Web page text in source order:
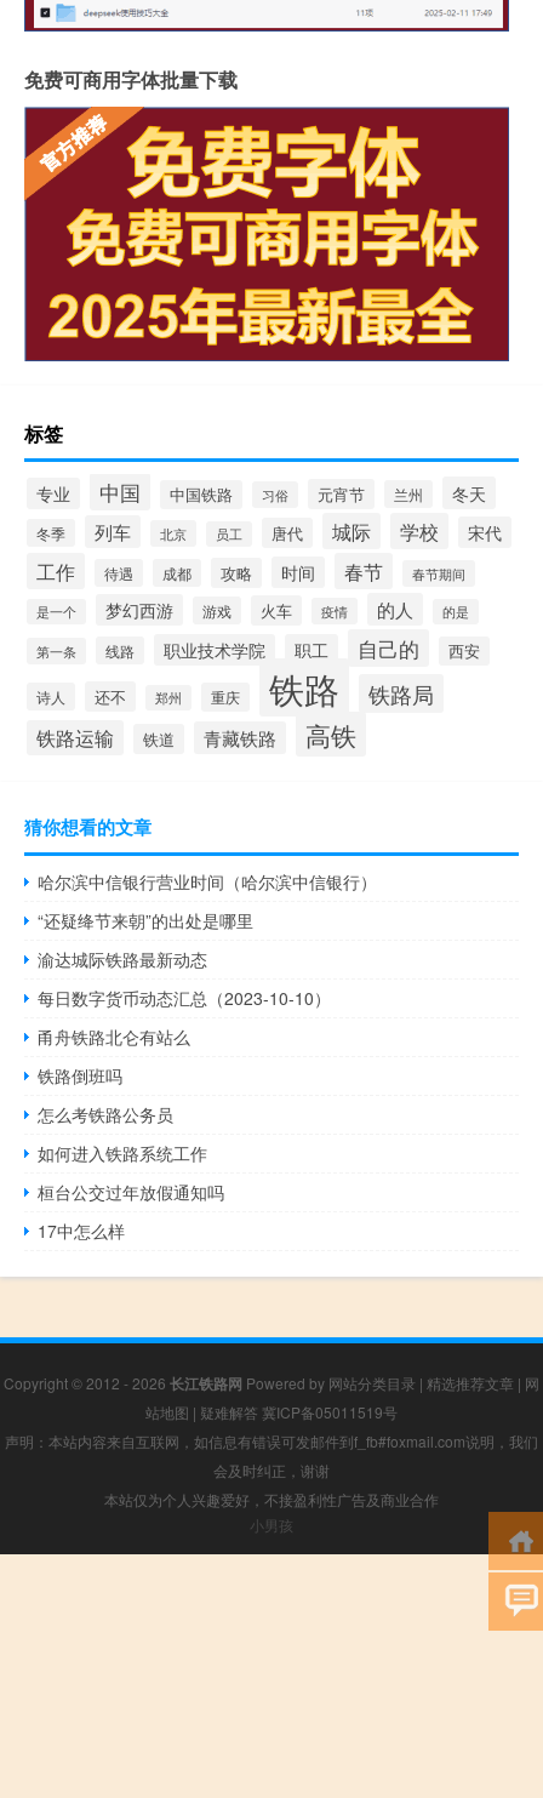
免费可商用字体批量下载
标签
专业 中国 中国铁路 习俗 元宵节 兰州 冬天
冬季 列车 北京 员工 唐代 城际 学校 宋代
工作 待遇 成都 攻略 时间 春节 春节期间
是一个 梦幻西游 游戏 火车 疫情 的人 的是
第一条 线路 职业技术学院 职工 自己的 西安
诗人 还不 郑州 重庆 铁路 铁路局
铁路运输 铁道 青藏铁路 高铁
猜你想看的文章
哈尔滨中信银行营业时间（哈尔滨中信银行）
“还疑绛节来朝”的出处是哪里
渝达城际铁路最新动态
每日数字货币动态汇总（2023-10-10）
甬舟铁路北仑有站么
铁路倒班吗
怎么考铁路公务员
如何进入铁路系统工作
桓台公交过年放假通知吗
17中怎么样
Copyright © 2012 - 2026 长江铁路网 Powered by 网站分类目录 | 精选推荐文章 | 网
站地图 | 疑难解答 冀ICP备05011519号
声明：本站内容来自互联网，如信息有错误可发邮件到f_fb#foxmail.com说明，我们
会及时纠正，谢谢
本站仅为个人兴趣爱好，不接盈利性广告及商业合作
小男孩